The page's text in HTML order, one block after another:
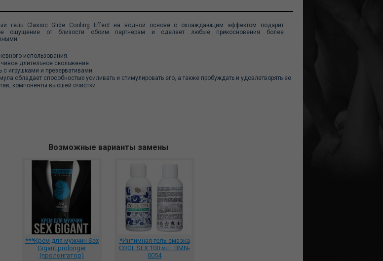
гель Classic Glide Cooling Effect на водной основе с охлаждающим эффектом подарит
ощущение от близости обоим партнерам и сделает любые прикосновения более
использования.
длительное скольжение.
с игрушками и презервативами.
обладает способностью усиливать и стимулировать его, а также пробуждать и удовлетворять ее.
компоненты высшей очистки.
Возможные варианты замены
***Крем для мужчин Sex
Gigant prolonger
(пролонгатор)
*Интимная гель смазка
COOL SEX 100 мл., BMN-
0054